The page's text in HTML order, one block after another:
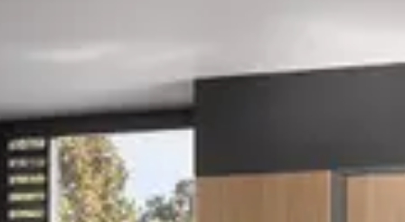
Unsere Marken
Stellenangebote
Küchenstudio bei
Paderborn
Angebote
Kontakt